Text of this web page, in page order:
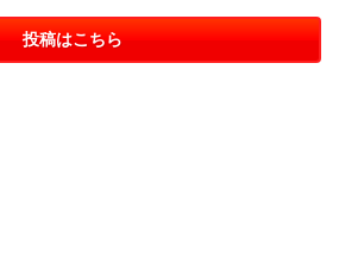
投稿はこちら